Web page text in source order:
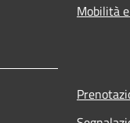
Mobilità